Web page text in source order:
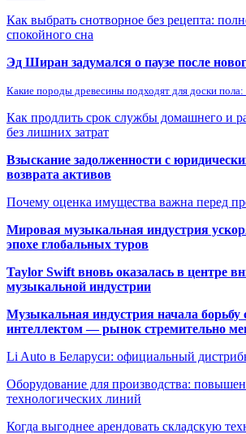
Как выбрать снотворное без рецепта:
спокойного сна
Эд Ширан задумался о паузе после
Какие породы древесины подходят для доски
Как продлить срок службы домашнего и
без лишних затрат
Взыскание задолженности с
возврата активов
Почему оценка имущества важна перед
Мировая музыкальная индустрия
эпохе глобальных туров
Taylor Swift вновь оказалась в центре
музыкальной индустрии
Музыкальная индустрия начала борьбу
интеллектом — рынок стремительно
Li Auto в Беларуси: официальный
Оборудование для производства:
технологических линий
Когда выгоднее арендовать складскую